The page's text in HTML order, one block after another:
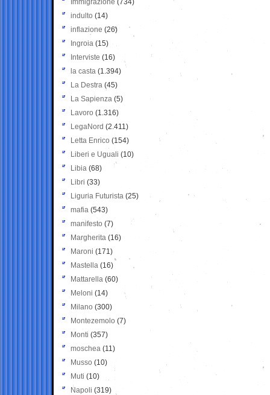
Immigrazione (734)
indulto (14)
inflazione (26)
Ingroia (15)
Interviste (16)
la casta (1.394)
La Destra (45)
La Sapienza (5)
Lavoro (1.316)
LegaNord (2.411)
Letta Enrico (154)
Liberi e Uguali (10)
Libia (68)
Libri (33)
Liguria Futurista (25)
mafia (543)
manifesto (7)
Margherita (16)
Maroni (171)
Mastella (16)
Mattarella (60)
Meloni (14)
Milano (300)
Montezemolo (7)
Monti (357)
moschea (11)
Musso (10)
Muti (10)
Napoli (319)